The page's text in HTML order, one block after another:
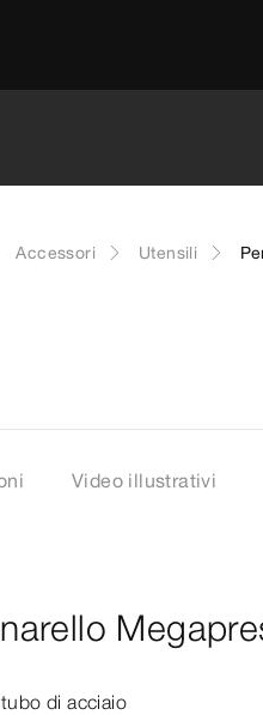
Accessori Utensili
Video illustrativi
di acciaio